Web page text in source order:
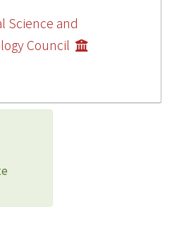
Science and
Council